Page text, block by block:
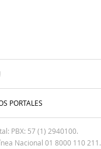
PORTALES
PBX: 57 (1) 2940100.
Nacional 01 8000 110 211.